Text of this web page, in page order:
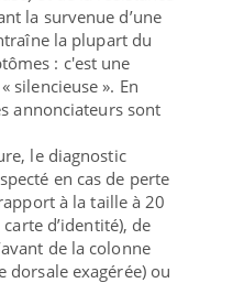
la survenue d’une
la plupart du
: c'est une
silencieuse ». En
annonciateurs sont
le diagnostic
en cas de perte
à la taille à 20
d’identité), de
de la colonne
dorsale exagérée) ou